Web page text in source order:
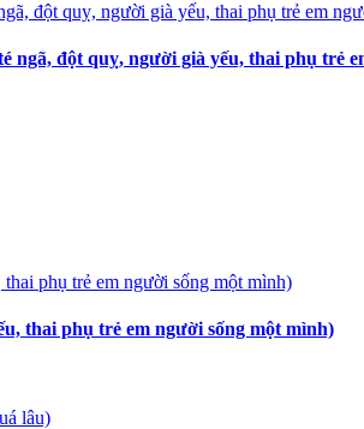
ngã, đột quỵ, người già yếu, thai phụ trẻ
thai phụ trẻ em người sống một mình)